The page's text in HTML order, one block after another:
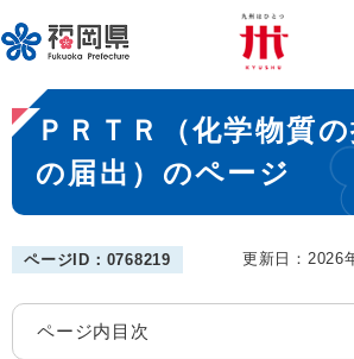
ー
ジ
先
頭
。
メニューを飛ばして本文
本
文
ＰＲＴＲ（化学物質
の届出）のページ
ページID：0768219 更新日：2026
ページ内目次